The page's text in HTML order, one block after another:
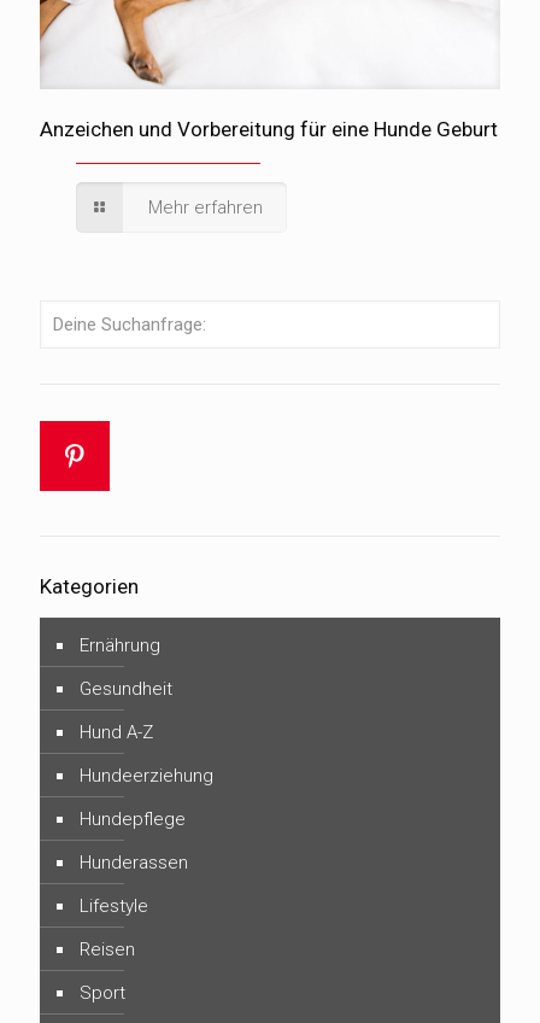
Anzeichen und Vorbereitung für eine Hunde Geburt
Mehr erfahren
Kategorien
Ernährung
Gesundheit
Hund A-Z
Hundeerziehung
Hundepflege
Hunderassen
Lifestyle
Reisen
Sport